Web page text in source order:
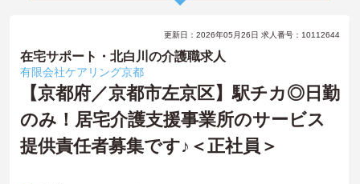
更新日：2026年05月26日 求人番号：10112644
在宅サポート・北白川の介護職求人
有限会社ケアリング京都
【京都府／京都市左京区】駅チカ◎日勤
のみ！居宅介護支援事業所のサービス
提供責任者募集です♪＜正社員＞